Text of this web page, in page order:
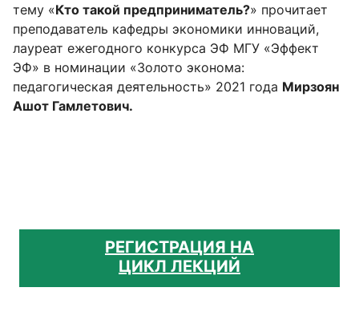
тему «Кто такой предприниматель?» прочитает
преподаватель кафедры экономики инноваций,
лауреат ежегодного конкурса ЭФ МГУ «Эффект
ЭФ» в номинации «Золото эконома:
педагогическая деятельность» 2021 года Мирзоян
Ашот Гамлетович.
РЕГИСТРАЦИЯ НА
ЦИКЛ ЛЕКЦИЙ